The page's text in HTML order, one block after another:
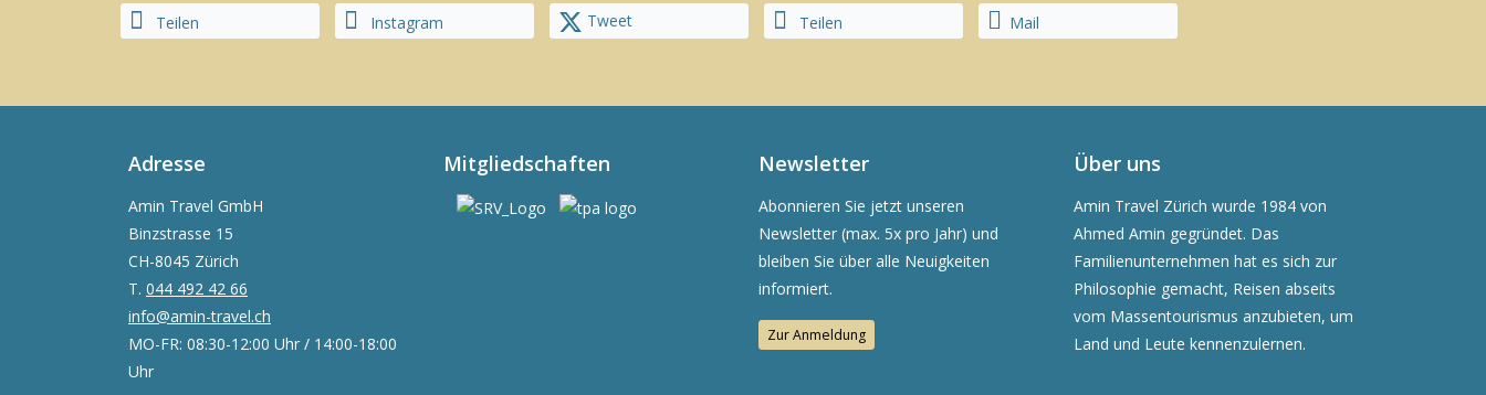
Teilen Instagram Tweet Teilen Mail
Adresse
Amin Travel GmbH
Binzstrasse 15
CH-8045 Zürich
T. 044 492 42 66
info@amin-travel.ch
MO-FR: 08:30-12:00 Uhr / 14:00-18:00
Uhr
Mitgliedschaften Newsletter
Abonnieren Sie jetzt unseren
Newsletter (max. 5x pro Jahr) und
bleiben Sie über alle Neuigkeiten
informiert.
Zur Anmeldung
Über uns
Amin Travel Zürich wurde 1984 von
Ahmed Amin gegründet. Das
Familienunternehmen hat es sich zur
Philosophie gemacht, Reisen abseits
vom Massentourismus anzubieten, um
Land und Leute kennenzulernen.